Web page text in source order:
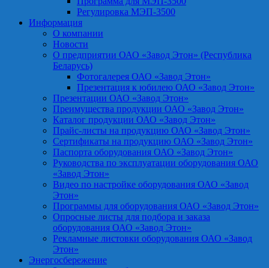
Регулировка МЭП-3500
Информация
О компании
Новости
О предприятии ОАО «Завод Этон» (Республика
Беларусь)
Фотогалерея ОАО «Завод Этон»
Презентация к юбилею ОАО «Завод Этон»
Презентации ОАО «Завод Этон»
Преимущества продукции ОАО «Завод Этон»
Каталог продукции ОАО «Завод Этон»
Прайс-листы на продукцию ОАО «Завод Этон»
Сертификаты на продукцию ОАО «Завод Этон»
Паспорта оборудования ОАО «Завод Этон»
Руководства по эксплуатации оборудования ОАО
«Завод Этон»
Видео по настройке оборудования ОАО «Завод
Этон»
Программы для оборудования ОАО «Завод Этон»
Опросные листы для подбора и заказа
оборудования ОАО «Завод Этон»
Рекламные листовки оборудования ОАО «Завод
Этон»
Энергосбережение